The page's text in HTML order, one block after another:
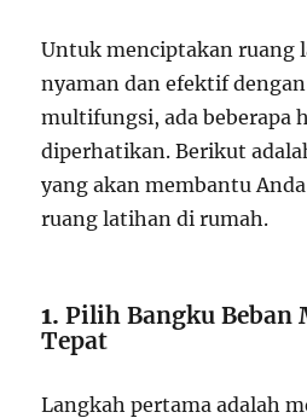
Untuk menciptakan ruang
nyaman dan efektif
multifungsi, ada beberapa
diperhatikan. Berikut
yang akan membantu
ruang latihan di rumah.
1.Pilih Bangku
Tepat
Langkah pertama adalah